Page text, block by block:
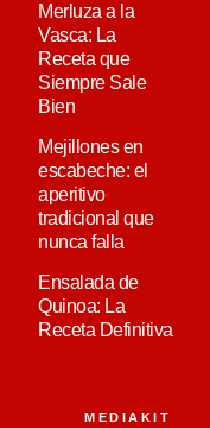
Merluza a la
Vasca: La
Receta que
Siempre Sale
Bien
Mejillones en
escabeche: el
aperitivo
tradicional que
nunca falla
Ensalada de
Quinoa: La
Receta Definitiva
MEDIAKIT